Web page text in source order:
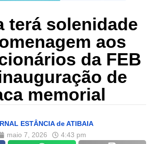
terá solenidade
aos
da FEB
de
memorial
ESTÂNCIA de ATIBAIA
maio 7, 2026
4:43 pm